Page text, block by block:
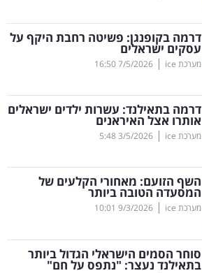
דרמה בקופנגן: פשיטה רחבת היקף על
עסקים ישראלים
מערכת ice |
7/5/2026
16:50
דרמה בתאילנד: עשרות ילדים ישראלים
אותרו אצל האיראנים
מערכת ice |
3/5/2026
5:48
השף הזועם: מאחורי הקלעים של
המסעדה הטובה ביותר
מערכת ice |
9/3/2026
10:01
סוחר הסמים הישראלי הגדול ביותר
בתאילנד נעצר: "נתפס על חם"